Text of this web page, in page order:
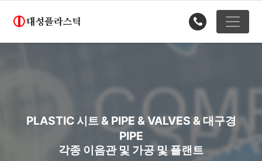
PLASTIC 시트 & PIPE & VALVES & 대구경
PIPE
각종 이음관 및 가공 및 플랜트